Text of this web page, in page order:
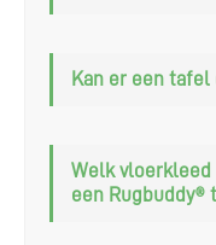
Kan er een tafel
Welk
een Rugbuddy®